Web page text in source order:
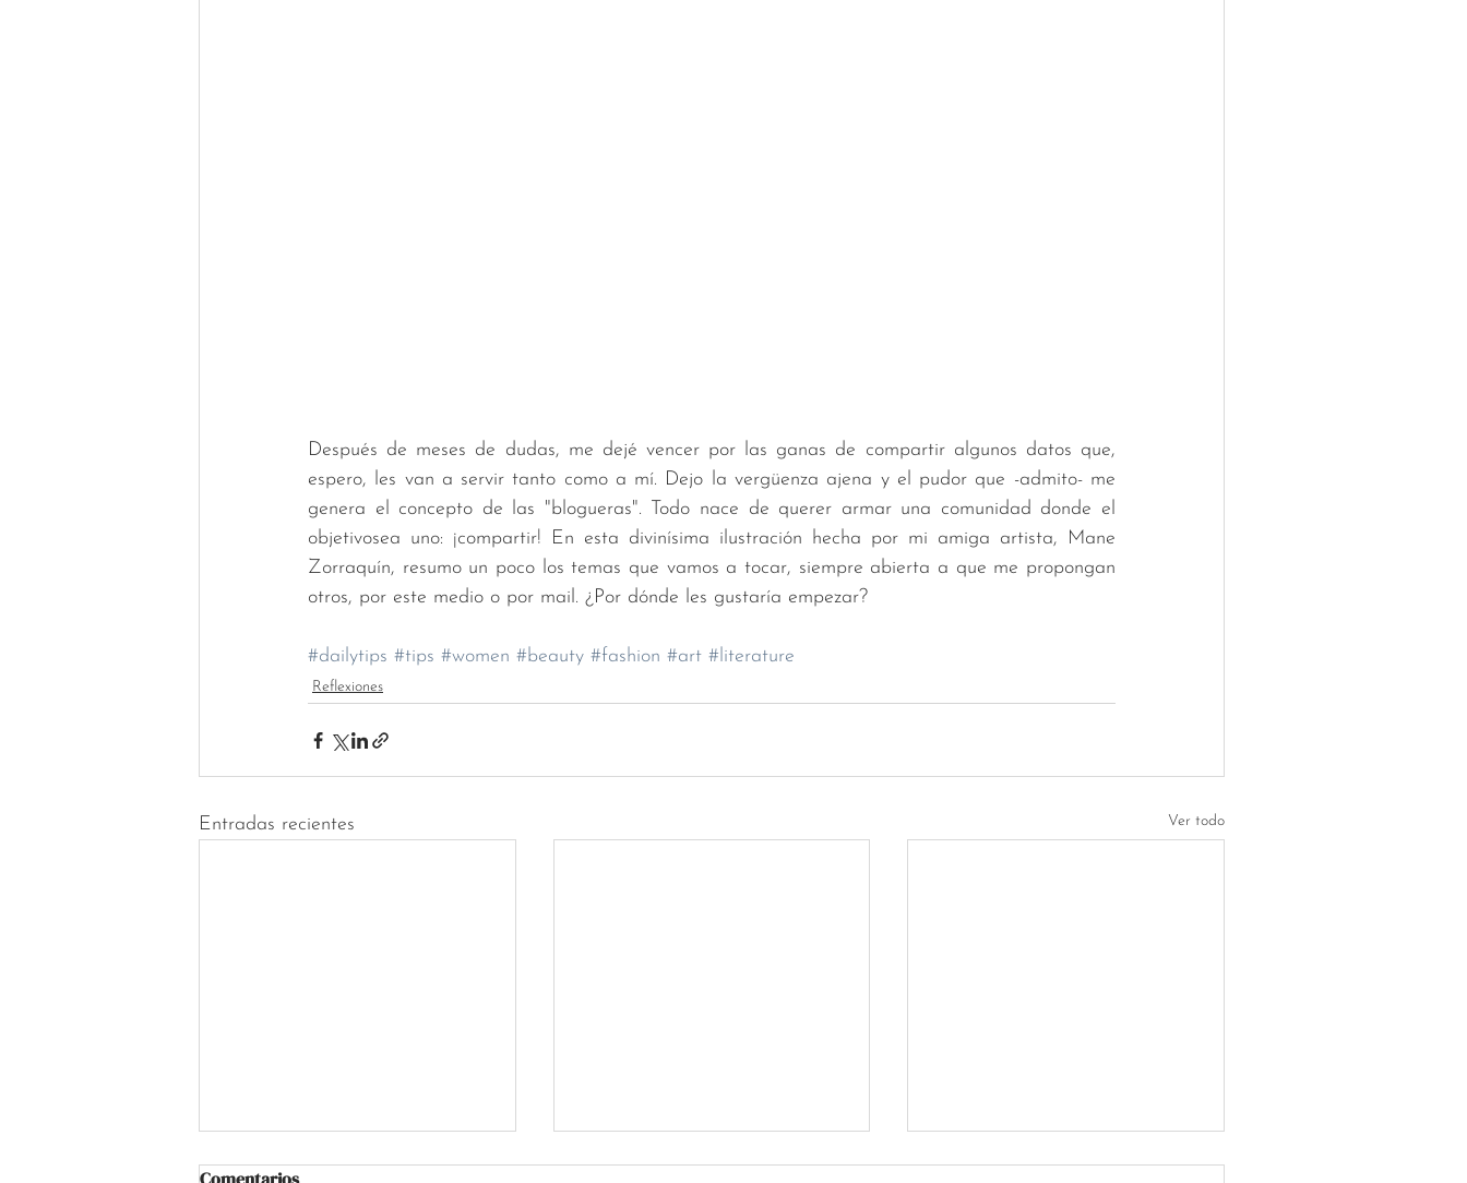
Después de meses de dudas, me dejé vencer por las ganas de compartir algunos datos que,
espero, les van a servir tanto como a mí. Dejo la vergüenza ajena y el pudor que -admito- me
genera el concepto de las "blogueras". Todo nace de querer armar una comunidad donde el
objetivosea uno: ¡compartir! En esta divinísima ilustración hecha por mi amiga artista, Mane
Zorraquín, resumo un poco los temas que vamos a tocar, siempre abierta a que me propongan
otros, por este medio o por mail. ¿Por dónde les gustaría empezar?
#dailytips #tips #women #beauty #fashion #art #literature
Reflexiones
Entradas recientes Ver todo